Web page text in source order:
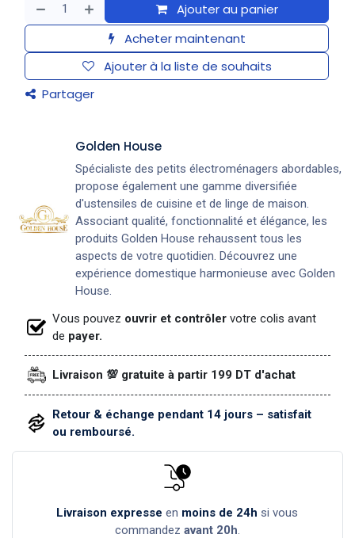
Ajouter au panier
Acheter maintenant
Ajouter à la liste de souhaits
Partager
Golden House
Spécialiste des petits électroménagers abordables,
propose également une gamme diversifiée
d'ustensiles de cuisine et de linge de maison.
Associant qualité, fonctionnalité et élégance, les
produits Golden House rehaussent tous les
aspects de votre quotidien. Découvrez une
expérience domestique harmonieuse avec Golden
House.
Vous pouvez ouvrir et contrôler votre colis avant
de payer.
Livraison 💯 gratuite à partir 199 DT d'achat
Retour & échange pendant 14 jours – satisfait
ou remboursé.
Livraison expresse en moins de 24h si vous
commandez avant 20h.